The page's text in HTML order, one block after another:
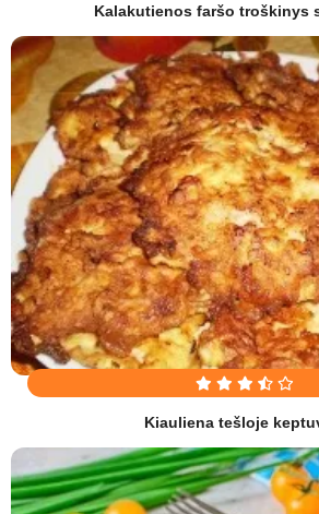
Kalakutienos faršo troškinys
Kiauliena tešloje